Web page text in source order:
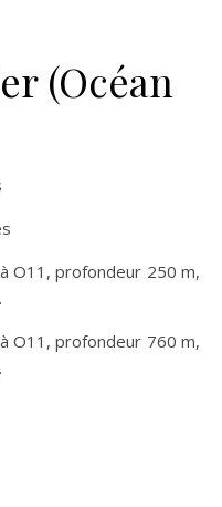
(Océan
O11, profondeur 250 m,
O11, profondeur 760 m,